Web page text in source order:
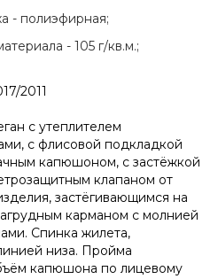
- полиэфирная;
- 105 г/кв.м.;
2011
с утеплителем
с флисовой подкладкой
капюшоном, с застёжкой
клапаном от
застёгивающимся на
карманом с молнией
Спинка жилета,
низа. Пройма
капюшона по лицевому